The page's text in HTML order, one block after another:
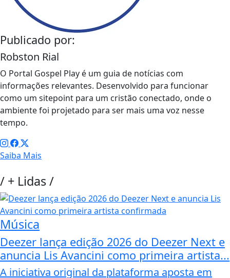
Publicado por:
Robston Rial
O Portal Gospel Play é um guia de notícias com
informações relevantes. Desenvolvido para funcionar
como um sitepoint para um cristão conectado, onde o
ambiente foi projetado para ser mais uma voz nesse
tempo.
Saiba Mais
/ + Lidas/
Música
Deezer lança edição 2026 do Deezer Next e
anuncia Lis Avancini como primeira artista...
A iniciativa original da plataforma aposta em